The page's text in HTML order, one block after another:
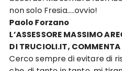
non solo Fresia…..ovvio!
Paolo Forzano
L’ASSESSORE MASSIMO
DI TRUCIOLI.IT, COMMENTA
Cerco sempre di evitare di